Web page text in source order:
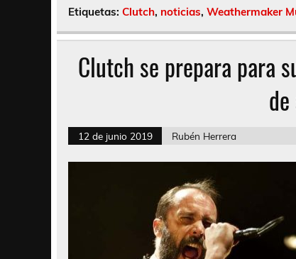
Etiquetas: Clutch, noticias, Weathermaker
Clutch se prepara para
12 de junio 2019 Rubén Herrera